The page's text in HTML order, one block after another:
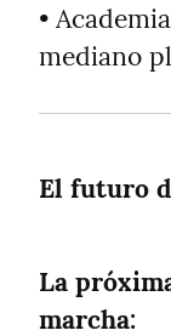
•
mediano
El futuro
La
marcha: